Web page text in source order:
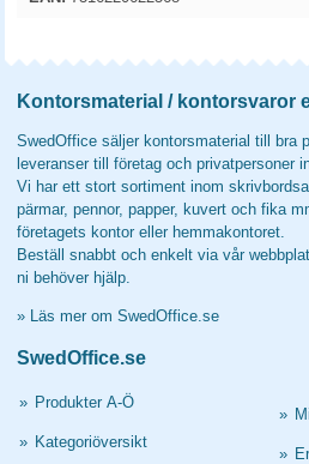
Kontorsmaterial / kontorsvaror
SwedOffice säljer kontorsmaterial till bra
leveranser till företag och privatpersoner
Vi har ett stort sortiment inom
pärmar, pennor, papper, kuvert och fika
företagets kontor eller hemmakontoret.
Beställ snabbt och enkelt via vår
ni behöver hjälp.
» Läs mer om SwedOffice.se
SwedOffice.se
» Produkter A-Ö
» Kategoriöversikt
»
»